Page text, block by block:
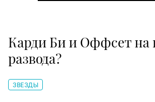
Карди Би и Оффсет на
развода?
ЗВЕЗДЫ